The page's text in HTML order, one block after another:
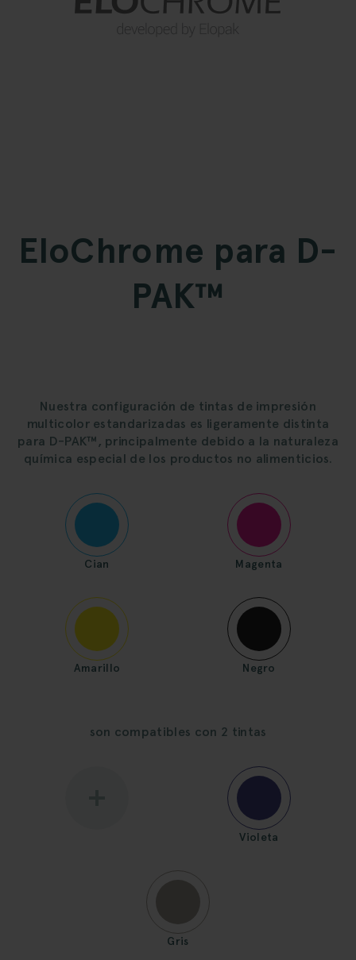
EloChrome para D-
PAK™
Nuestra configuración de tintas de impresión
multicolor estandarizadas es ligeramente distinta
para D-PAK™, principalmente debido a la naturaleza
química especial de los productos no alimenticios.
Cian Magenta
Amarillo Negro
son compatibles con 2 tintas
Violeta
Gris